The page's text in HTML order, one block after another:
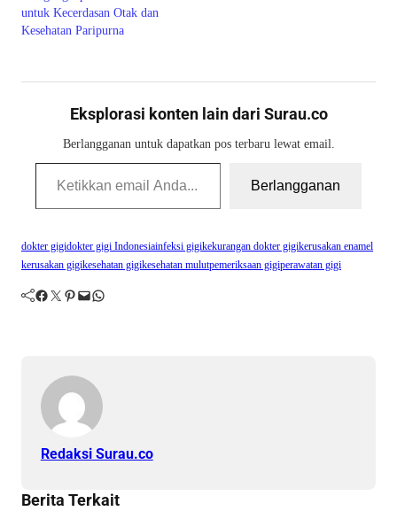
untuk Kecerdasan Otak dan
Kesehatan Paripurna
Eksplorasi konten lain dari Surau.co
Berlangganan untuk dapatkan pos terbaru lewat email.
Ketikkan email Anda...
Berlangganan
dokter gigidokter gigi Indonesiainfeksi gigikekurangan dokter gigikerusakan enamel
kerusakan gigikesehatan gigikesehatan mulutpemeriksaan gigiperawatan gigi
Facebook Twitter Pinterest Mail WhatsApp
Redaksi Surau.co
Berita Terkait